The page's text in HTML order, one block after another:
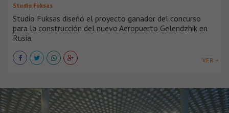
Studio Fuksas
Studio Fuksas diseñó el proyecto ganador del concurso
para la construcción del nuevo Aeropuerto Gelendzhik en
Rusia.
VER +